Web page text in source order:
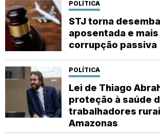
POLÍTICA
STJ torna
aposentada e
corrupção passiva
POLÍTICA
Lei de Thiago
proteção à saúde
trabalhadores
Amazonas